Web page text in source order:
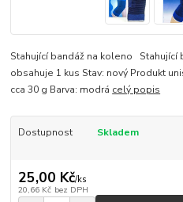
Stahující bandáž na koleno Stahující
obsahuje 1 kus Stav: nový Produkt
cca 30 g Barva: modrá celý popis
Dostupnost Skladem
25,00 Kč/ks
20,66 Kč bez DPH